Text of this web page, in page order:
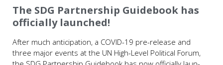
The SDG Part­nership Gui­de­book has
offi­ci­al­ly laun­ched!
After much anti­ci­pa­ti­on, a COVID-19 pre-release and
three major events at the UN High-Level Poli­ti­cal Forum,